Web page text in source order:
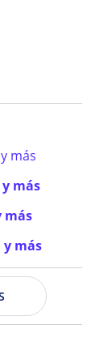
más
más
más
y más